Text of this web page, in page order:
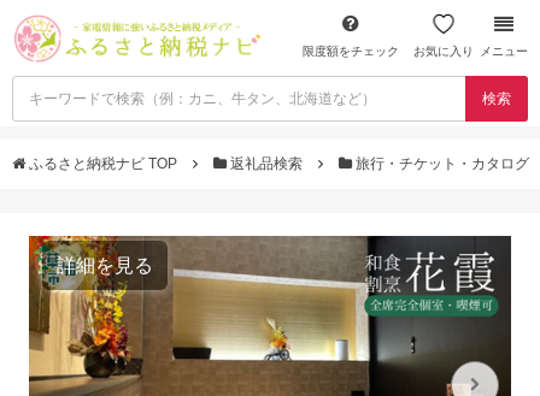
限度額をチェック お気に入り メニュー
検索
ふるさと納税ナビ TOP 返礼品検索 旅行・チケット・カタログ
詳細を見る